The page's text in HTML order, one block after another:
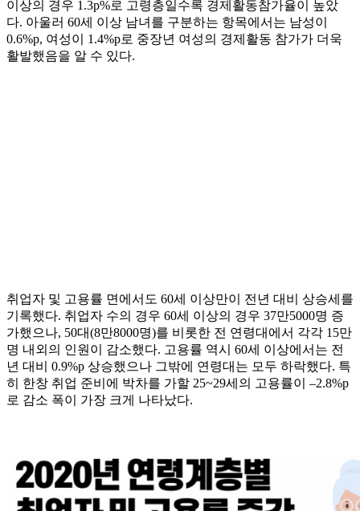
이상의 경우 1.3p%로 고령층일수록 경제활동참가율이 높았
다. 아울러 60세 이상 남녀를 구분하는 항목에서는 남성이
0.6%p, 여성이 1.4%p로 중장년 여성의 경제활동 참가가 더욱
활발했음을 알 수 있다.
취업자 및 고용률 면에서도 60세 이상만이 전년 대비 상승세를
기록했다. 취업자 수의 경우 60세 이상의 경우 37만5000명 증
가했으나, 50대(8만8000명)를 비롯한 전 연령대에서 각각 15만
명 내외의 인원이 감소했다. 고용률 역시 60세 이상에서는 전
년 대비 0.9%p 상승했으나 그밖에 연령대는 모두 하락했다. 특
히 한창 취업 준비에 박차를 가할 25~29세의 고용률이 –2.8%p
로 감소 폭이 가장 크게 나타났다.